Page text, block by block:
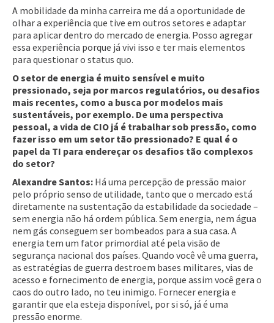
A mobilidade da minha carreira me dá a oportunidade de
olhar a experiência que tive em outros setores e adaptar
para aplicar dentro do mercado de energia. Posso agregar
essa experiência porque já vivi isso e ter mais elementos
para questionar o status quo.
O setor de energia é muito sensível e muito
pressionado, seja por marcos regulatórios, ou desafios
mais recentes, como a busca por modelos mais
sustentáveis, por exemplo. De uma perspectiva
pessoal, a vida de CIO já é trabalhar sob pressão, como
fazer isso em um setor tão pressionado? E qual é o
papel da TI para endereçar os desafios tão complexos
do setor?
Alexandre Santos: Há uma percepção de pressão maior
pelo próprio senso de utilidade, tanto que o mercado está
diretamente na sustentação da estabilidade da sociedade –
sem energia não há ordem pública. Sem energia, nem água
nem gás conseguem ser bombeados para a sua casa. A
energia tem um fator primordial até pela visão de
segurança nacional dos países. Quando você vê uma guerra,
as estratégias de guerra destroem bases militares, vias de
acesso e fornecimento de energia, porque assim você gera o
caos do outro lado, no teu inimigo. Fornecer energia e
garantir que ela esteja disponível, por si só, já é uma
pressão enorme.